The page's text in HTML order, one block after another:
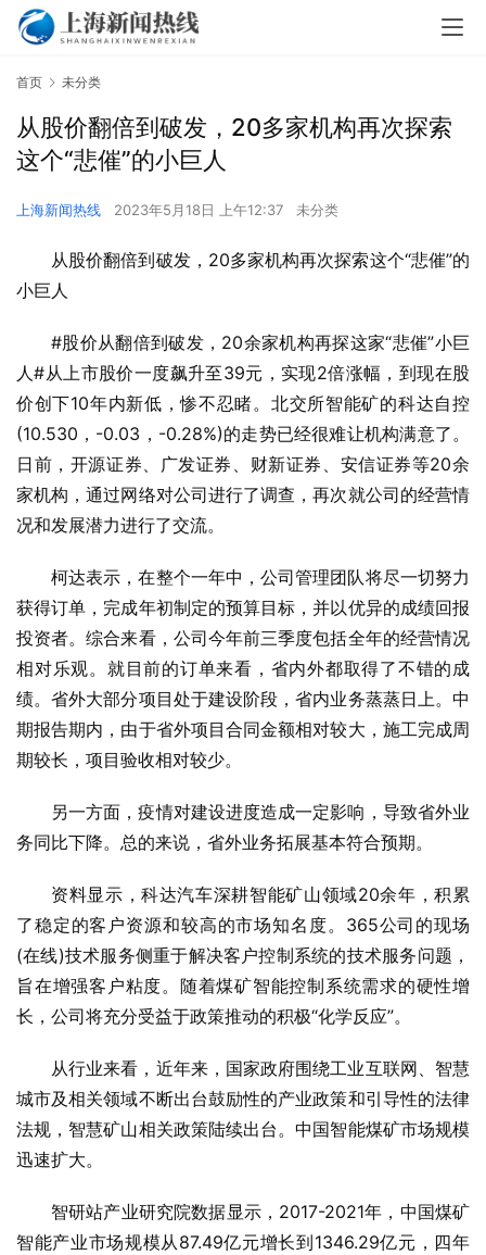
首页 未分类
从股价翻倍到破发，20多家机构再次探索
这个“悲催”的小巨人
上海新闻热线 2023年5月18日 上午12:37 未分类
从股价翻倍到破发，20多家机构再次探索这个“悲催”的
小巨人
#股价从翻倍到破发，20余家机构再探这家“悲催”小巨
人#从上市股价一度飙升至39元，实现2倍涨幅，到现在股
价创下10年内新低，惨不忍睹。北交所智能矿的科达自控
(10.530，-0.03，-0.28%)的走势已经很难让机构满意了。
日前，开源证券、广发证券、财新证券、安信证券等20余
家机构，通过网络对公司进行了调查，再次就公司的经营情
况和发展潜力进行了交流。
柯达表示，在整个一年中，公司管理团队将尽一切努力
获得订单，完成年初制定的预算目标，并以优异的成绩回报
投资者。综合来看，公司今年前三季度包括全年的经营情况
相对乐观。就目前的订单来看，省内外都取得了不错的成
绩。省外大部分项目处于建设阶段，省内业务蒸蒸日上。中
期报告期内，由于省外项目合同金额相对较大，施工完成周
期较长，项目验收相对较少。
另一方面，疫情对建设进度造成一定影响，导致省外业
务同比下降。总的来说，省外业务拓展基本符合预期。
资料显示，科达汽车深耕智能矿山领域20余年，积累
了稳定的客户资源和较高的市场知名度。365公司的现场
(在线)技术服务侧重于解决客户控制系统的技术服务问题，
旨在增强客户粘度。随着煤矿智能控制系统需求的硬性增
长，公司将充分受益于政策推动的积极“化学反应”。
从行业来看，近年来，国家政府围绕工业互联网、智慧
城市及相关领域不断出台鼓励性的产业政策和引导性的法律
法规，智慧矿山相关政策陆续出台。中国智能煤矿市场规模
迅速扩大。
智研站产业研究院数据显示，2017-2021年，中国煤矿
智能产业市场规模从87.49亿元增长到1346.29亿元，四年